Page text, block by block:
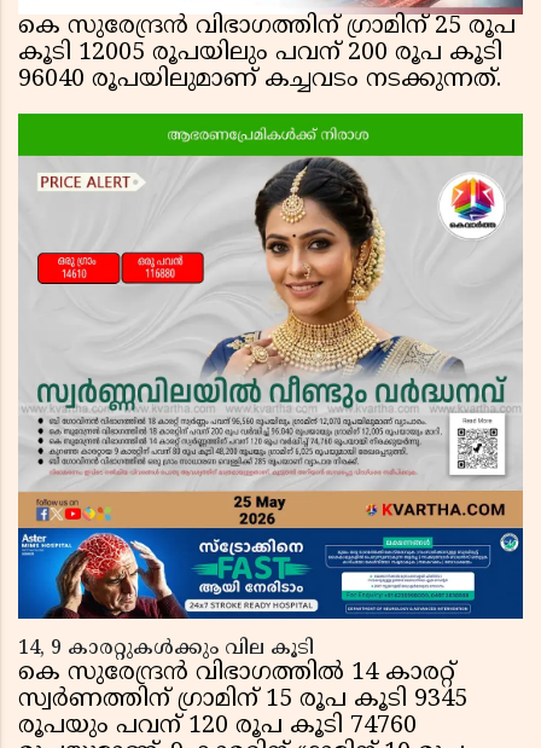
കെ സുരേന്ദ്രന്‍ വിഭാഗത്തിന് ഗ്രാമിന് 25 രൂപ
കൂടി 12005 രൂപയിലും പവന് 200 രൂപ കൂടി
96040 രൂപയിലുമാണ് കച്ചവടം നടക്കുന്നത്.
14, 9 കാരറ്റുകള്‍ക്കും വില കൂടി
കെ സുരേന്ദ്രന്‍ വിഭാഗത്തില്‍ 14 കാരറ്റ്
സ്വര്‍ണത്തിന് ഗ്രാമിന് 15 രൂപ കൂടി 9345
രൂപയും പവന് 120 രൂപ കൂടി 74760